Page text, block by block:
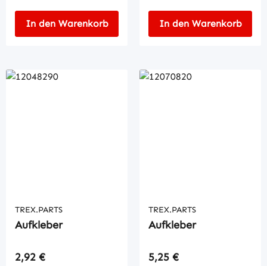
In den Warenkorb In den Warenkorb
TREX.PARTS
Aufkleber
Regulärer Preis:
2,92 €
TREX.PARTS
Aufkleber
Regulärer Preis:
5,25 €